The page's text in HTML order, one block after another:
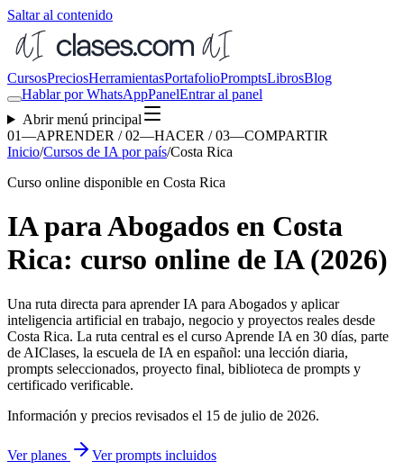
Saltar al contenido
CursosPreciosHerramientasPortafolioPromptsLibrosBlog
Hablar por WhatsAppPanelEntrar al panel
Abrir menú principal
01—APRENDER / 02—HACER / 03—COMPARTIR
Inicio/Cursos de IA por país/Costa Rica
Curso online disponible en Costa Rica
IA para Abogados en Costa
Rica: curso online de IA (2026)
Una ruta directa para aprenderIA para Abogados y aplicar
inteligencia artificial en trabajo, negocio y proyectos reales desde
Costa Rica. La ruta central es el curso Aprende IA en 30 días, parte
de AIClases, la escuela de IA en español: una lección diaria,
prompts seleccionados, proyecto final, biblioteca de prompts y
certificado verificable.
Información y precios revisados el 15 de julio de 2026.
Ver planes
Ver prompts incluidos